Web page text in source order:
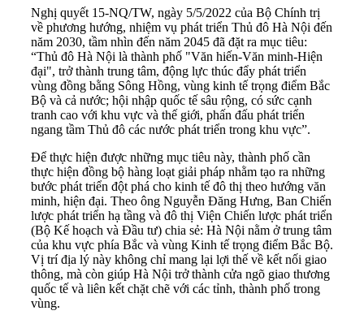
Nghị quyết 15-NQ/TW, ngày 5/5/2022 của Bộ Chính trị
về phương hướng, nhiệm vụ phát triển Thủ đô Hà Nội đến
năm 2030, tầm nhìn đến năm 2045 đã đặt ra mục tiêu:
“Thủ đô Hà Nội là thành phố "Văn hiến-Văn minh-Hiện
đại", trở thành trung tâm, động lực thúc đẩy phát triển
vùng đồng bằng Sông Hồng, vùng kinh tế trọng điểm Bắc
Bộ và cả nước; hội nhập quốc tế sâu rộng, có sức cạnh
tranh cao với khu vực và thế giới, phấn đấu phát triển
ngang tầm Thủ đô các nước phát triển trong khu vực”.
Để thực hiện được những mục tiêu này, thành phố cần
thực hiện đồng bộ hàng loạt giải pháp nhằm tạo ra những
bước phát triển đột phá cho kinh tế đô thị theo hướng văn
minh, hiện đại. Theo ông Nguyễn Đăng Hưng, Ban Chiến
lược phát triển hạ tầng và đô thị Viện Chiến lược phát triển
(Bộ Kế hoạch và Đầu tư) chia sẻ: Hà Nội nằm ở trung tâm
của khu vực phía Bắc và vùng Kinh tế trọng điểm Bắc Bộ.
Vị trí địa lý này không chỉ mang lại lợi thế về kết nối giao
thông, mà còn giúp Hà Nội trở thành cửa ngõ giao thương
quốc tế và liên kết chặt chẽ với các tỉnh, thành phố trong
vùng.